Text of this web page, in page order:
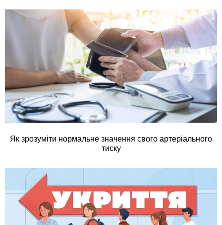
Як зрозуміти нормальне значення свого артеріального
тиску